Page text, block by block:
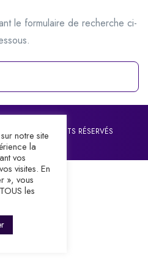
le formulaire de recherche ci-
TOUS DROITS RÉSERVÉS
notre site
la
vos
visites. En
», vous
les